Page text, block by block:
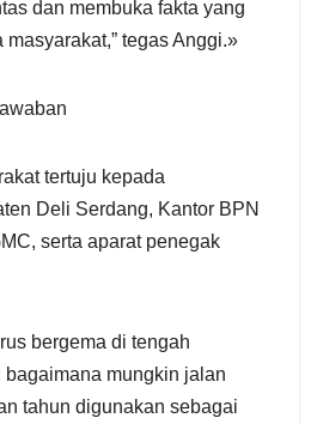
dan membuka fakta yang
tegas Anggi.»
tertuju kepada
Deli Serdang, Kantor BPN
serta aparat penegak
bergema di tengah
bagaimana mungkin jalan
tahun digunakan sebagai